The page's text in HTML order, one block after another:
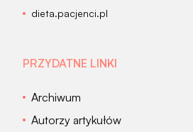
dieta.pacjenci.pl
PRZYDATNE LINKI
Archiwum
Autorzy artykułów